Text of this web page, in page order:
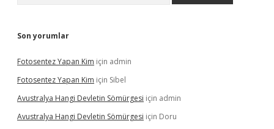
Son yorumlar
Fotosentez Yapan Kim için admin
Fotosentez Yapan Kim için Sibel
Avustralya Hangi Devletin Sömürgesi için admin
Avustralya Hangi Devletin Sömürgesi için Doru